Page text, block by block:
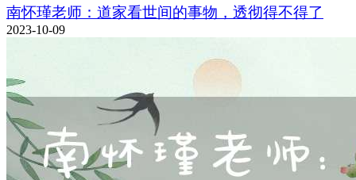
南怀瑾老师：道家看世间的事物，透彻得不得了
2023-10-09